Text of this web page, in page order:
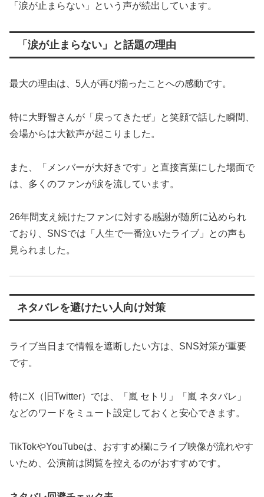
「涙が止まらない」という声が続出しています。
「涙が止まらない」と話題の理由
最大の理由は、5人が再び揃ったことへの感動です。
特に大野智さんが「戻ってきたぜ」と笑顔で話した瞬間、
会場からは大歓声が起こりました。
また、「メンバーが大好きです」と直接言葉にした場面で
は、多くのファンが涙を流しています。
26年間支え続けたファンに対する感謝が随所に込められ
ており、SNSでは「人生で一番泣いたライブ」との声も
見られました。
ネタバレを避けたい人向け対策
ライブ当日まで情報を遮断したい方は、SNS対策が重要
です。
特にX（旧Twitter）では、「嵐 セトリ」「嵐 ネタバレ」
などのワードをミュート設定しておくと安心できます。
TikTokやYouTubeは、おすすめ欄にライブ映像が流れやす
いため、公演前は閲覧を控えるのがおすすめです。